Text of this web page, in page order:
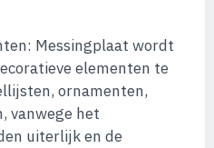
Messingplaat wordt
elementen te
ornamenten,
vanwege het
uiterlijk en de